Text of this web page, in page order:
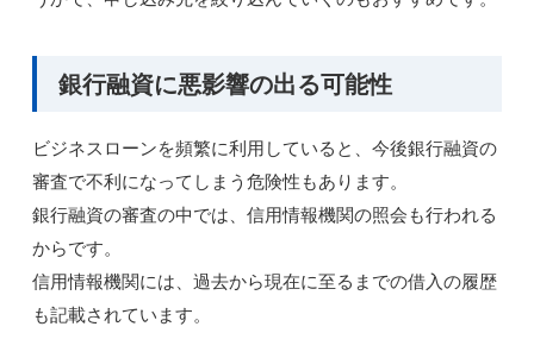
銀行融資に悪影響の出る可能性
ビジネスローンを頻繁に利用していると、今後銀行融資の
審査で不利になってしまう危険性もあります。
銀行融資の審査の中では、信用情報機関の照会も行われる
からです。
信用情報機関には、過去から現在に至るまでの借入の履歴
も記載されています。